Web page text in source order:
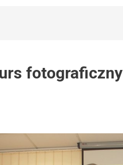
fotograficzny